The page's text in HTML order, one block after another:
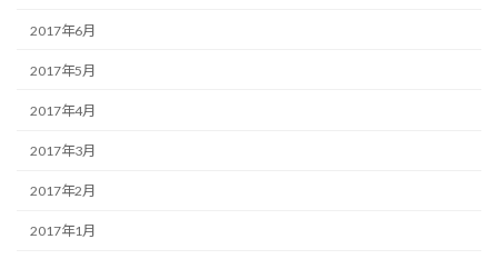
2017年6月
2017年5月
2017年4月
2017年3月
2017年2月
2017年1月